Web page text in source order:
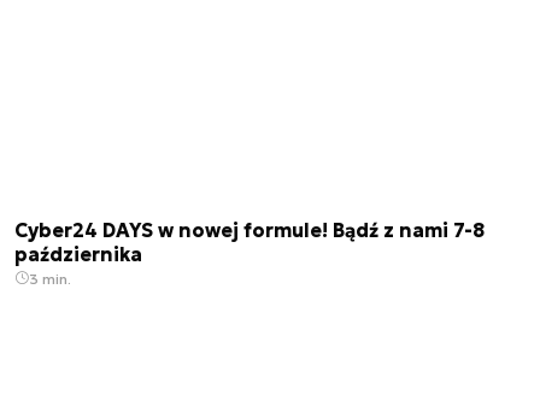
Cyber24 DAYS w nowej formule! Bądź z nami 7-8
października
3 min.